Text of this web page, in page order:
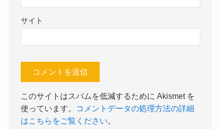
サイト
このサイトはスパムを低減するために Akismet を
使っています。
コメントデータの処理方法の詳細
はこちらをご覧ください。